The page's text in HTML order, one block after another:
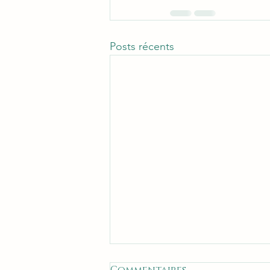
Posts récents
PASSER SOUS LES RADARS